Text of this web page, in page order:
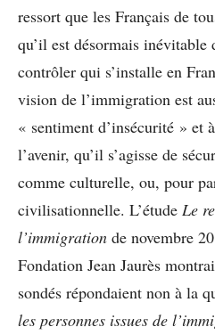
ressort que les Français de
qu’il est désormais
contrôler qui s’installe en
vision de l’immigration est
« sentiment d’insécurité » et
l’avenir, qu’il s’agisse de
comme culturelle, ou, pour
civilisationnelle. L’étude Le
l’immigration de novembre
Fondation Jean Jaurès
sondés répondaient non à la
les personnes issues de